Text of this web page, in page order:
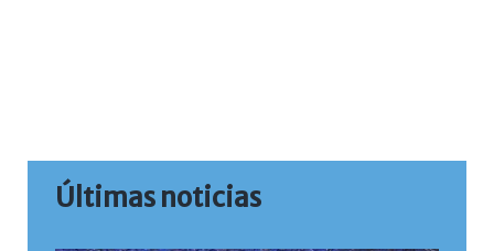
Últimas noticias